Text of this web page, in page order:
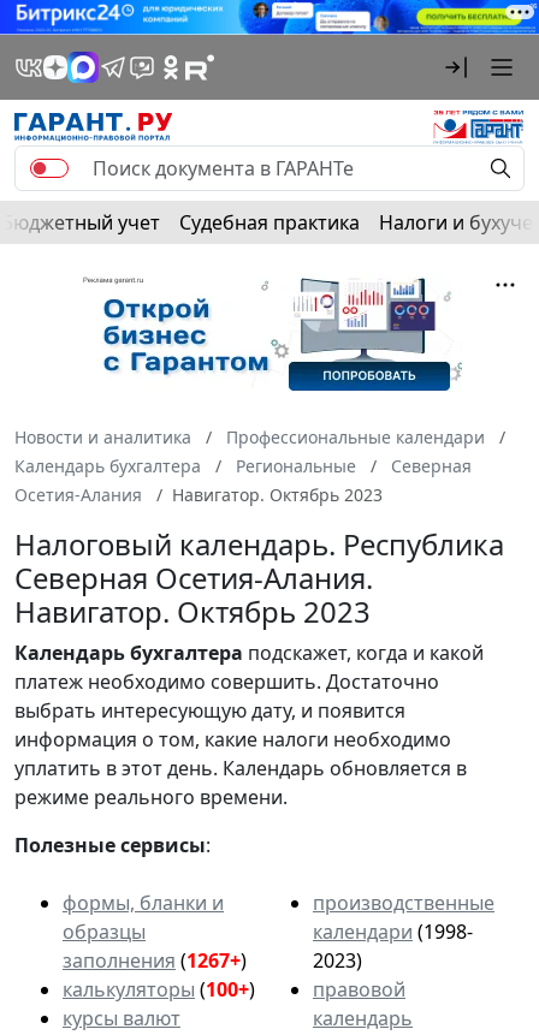
Бюджетный учет Судебная практика Налоги и
Новости и аналитика
Профессиональные календари
Календарь бухгалтера
Региональные
Северная
Осетия-Алания
Навигатор. Октябрь 2023
Налоговый календарь. Республика
Северная Осетия-Алания.
Навигатор. Октябрь 2023
Календарьбухгалтера подскажет, когда и какой
платеж необходимо совершить. Достаточно
выбрать интересующую дату, и появится
информация о том, какие налоги необходимо
уплатить в этот день. Календарь обновляется в
режиме реального времени.
Полезные сервисы:
формы, бланки и
образцы
заполнения (1267+)
калькуляторы (100+)
курсы валют
производственные
календари (1998-
2023)
правовой
календарь